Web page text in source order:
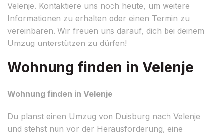
Velenje. Kontaktiere uns noch heute, um weitere
Informationen zu erhalten oder einen Termin zu
vereinbaren. Wir freuen uns darauf, dich bei deinem
Umzug unterstützen zu dürfen!
Wohnung finden in Velenje
Wohnung finden in Velenje
Du planst einen Umzug von Duisburg nach Velenje
und stehst nun vor der Herausforderung, eine